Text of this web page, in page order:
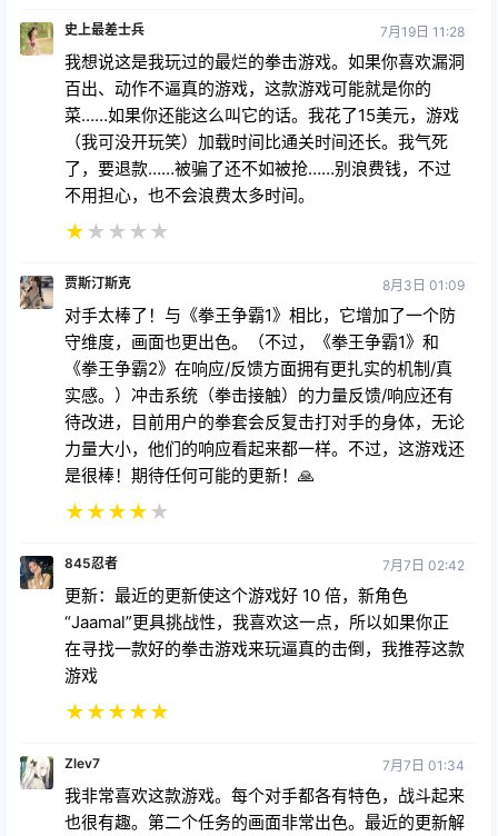
史上最差士兵 7月19日 11:28
我想说这是我玩过的最烂的拳击游戏。如果你喜欢漏洞
百出、动作不逼真的游戏，这款游戏可能就是你的
菜……如果你还能这么叫它的话。我花了15美元，游戏
（我可没开玩笑）加载时间比通关时间还长。我气死
了，要退款……被骗了还不如被抢……别浪费钱，不过
不用担心，也不会浪费太多时间。
★★ ★ ★ ★
贾斯汀斯克 8月3日 01:09
对手太棒了！与《拳王争霸1》相比，它增加了一个防
守维度，画面也更出色。（不过，《拳王争霸1》和
《拳王争霸2》在响应/反馈方面拥有更扎实的机制/真
实感。）冲击系统（拳击接触）的力量反馈/响应还有
待改进，目前用户的拳套会反复击打对手的身体，无论
力量大小，他们的响应看起来都一样。不过，这游戏还
是很棒！期待任何可能的更新！🙏
★★★★★
845忍者 7月7日 02:42
更新：最近的更新使这个游戏好 10 倍，新角色
“Jaamal”更具挑战性，我喜欢这一点，所以如果你正
在寻找一款好的拳击游戏来玩逼真的击倒，我推荐这款
游戏
★★★★★
Zlev7 7月7日 01:34
我非常喜欢这款游戏。每个对手都各有特色，战斗起来
也很有趣。第二个任务的画面非常出色。最近的更新解